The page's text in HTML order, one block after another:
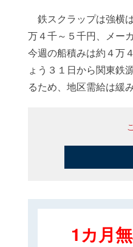
鉄スクラップは強横
万４千～５千円、メー
今週の船積みは約４万
ょう３１日から関東鉄
るため、地区需給は緩
1カ月